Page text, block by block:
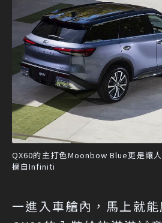
QX60的主打色Moonbow Blue更是讓
摘自Infiniti
一進入車艙內，馬上就